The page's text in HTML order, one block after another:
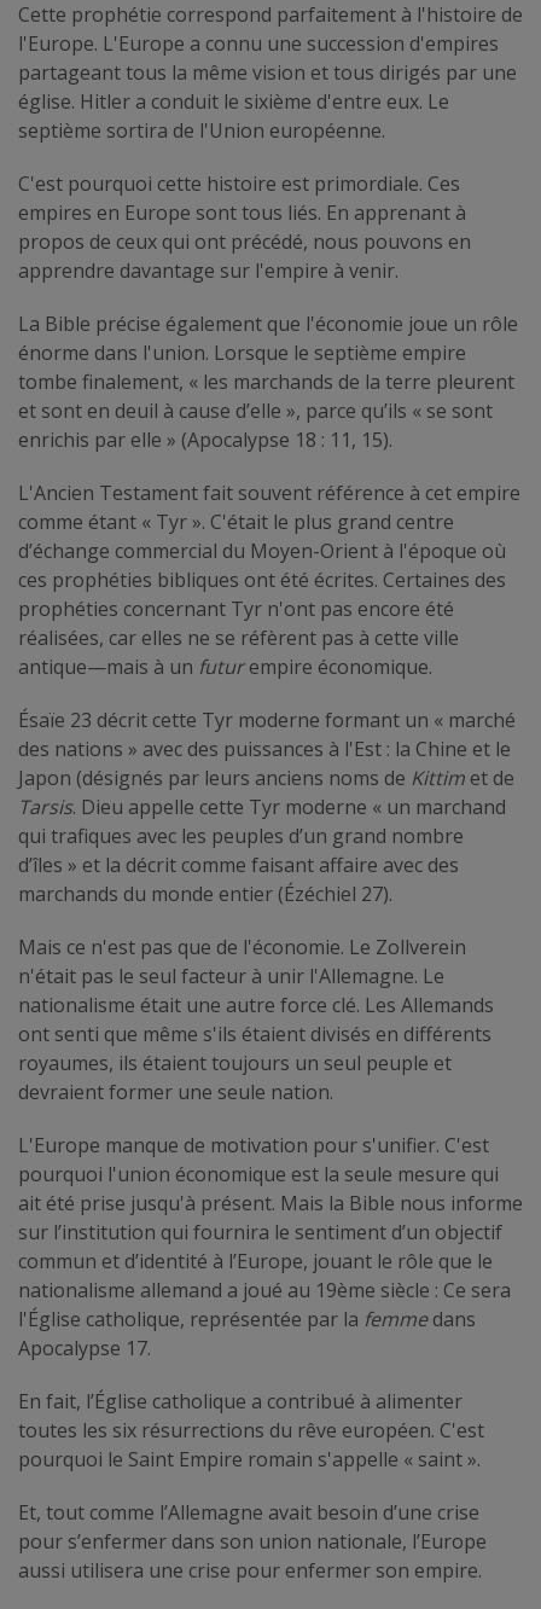
Cette prophétie correspond parfaitement à l'histoire de
l'Europe. L'Europe a connu une succession d'empires
partageant tous la même vision et tous dirigés par une
église. Hitler a conduit le sixième d'entre eux. Le
septième sortira de l'Union européenne.
C'est pourquoi cette histoire est primordiale. Ces
empires en Europe sont tous liés. En apprenant à
propos de ceux qui ont précédé, nous pouvons en
apprendre davantage sur l'empire à venir.
La Bible précise également que l'économie joue un rôle
énorme dans l'union. Lorsque le septième empire
tombe finalement, « les marchands de la terre pleurent
et sont en deuil à cause d’elle », parce qu’ils « se sont
enrichis par elle » (Apocalypse 18 : 11, 15).
L'Ancien Testament fait souvent référence à cet empire
comme étant « Tyr ». C'était le plus grand centre
d’échange commercial du Moyen-Orient à l'époque où
ces prophéties bibliques ont été écrites. Certaines des
prophéties concernant Tyr n'ont pas encore été
réalisées, car elles ne se réfèrent pas à cette ville
antique—mais à un futurempire économique.
Ésaïe 23 décrit cette Tyr moderne formant un « marché
des nations » avec des puissances à l'Est : la Chine et le
Japon (désignés par leurs anciens noms de Kittim et de
Tarsis. Dieu appelle cette Tyr moderne « un marchand
qui trafiques avec les peuples d’un grand nombre
d’îles » et la décrit comme faisant affaire avec des
marchands du monde entier (Ézéchiel 27).
Mais ce n'est pas que de l'économie. Le Zollverein
n'était pas le seul facteur à unir l'Allemagne. Le
nationalisme était une autre force clé. Les Allemands
ont senti que même s'ils étaient divisés en différents
royaumes, ils étaient toujours un seul peuple et
devraient former une seule nation.
L'Europe manque de motivation pour s'unifier. C'est
pourquoi l'union économique est la seule mesure qui
ait été prise jusqu'à présent. Mais la Bible nous informe
sur l’institution qui fournira le sentiment d’un objectif
commun et d’identité à l’Europe, jouant le rôle que le
nationalisme allemand a joué au 19ème siècle : Ce sera
l'Église catholique, représentée par la femmedans
Apocalypse 17.
En fait, l’Église catholique a contribué à alimenter
toutes les six résurrections du rêve européen. C'est
pourquoi le Saint Empire romain s'appelle « saint ».
Et, tout comme l’Allemagne avait besoin d’une crise
pour s’enfermer dans son union nationale, l’Europe
aussi utilisera une crise pour enfermer son empire.